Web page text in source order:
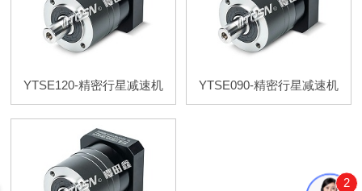
YTSE120-精密行星减速机 YTSE090-精密行星减速机
2